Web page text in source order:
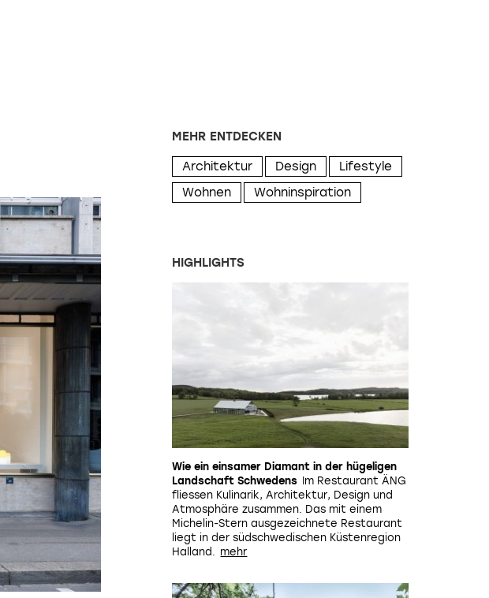
MEHR ENTDECKEN
Architektur Design
Lifestyle
Wohnen
Wohninspiration
HIGHLIGHTS
Wie ein einsamer Diamant in der hügeligen
Landschaft Schwedens
Im Restaurant ÄNG
fliessen Kulinarik, Architektur, Design und
Atmosphäre zusammen. Das mit einem
Michelin-Stern ausgezeichnete Restaurant
liegt in der südschwedischen Küstenregion
Halland.